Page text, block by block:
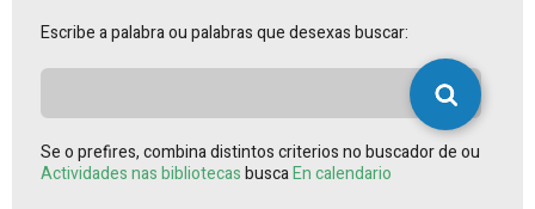
Escribe a palabra ou palabras que desexas buscar:
Se o prefires, combina distintos criterios no buscador de ou
Actividades nas bibliotecasbuscaEn calendario